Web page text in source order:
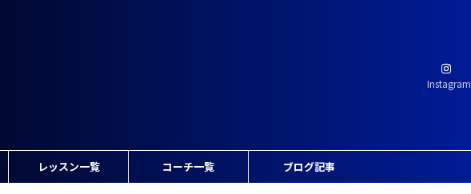
Instagram
レッスン一覧 コーチ一覧 ブログ記事